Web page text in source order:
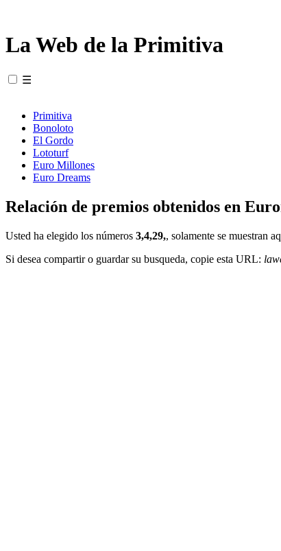
La Web de la Primitiva
☰
Primitiva
Bonoloto
El Gordo
Lototurf
Euro Millones
Euro Dreams
Relación de premios obtenidos en
Usted ha elegido los números 3,4,29,, solamente se muestran
Si desea compartir o guardar su busqueda, copie esta URL: